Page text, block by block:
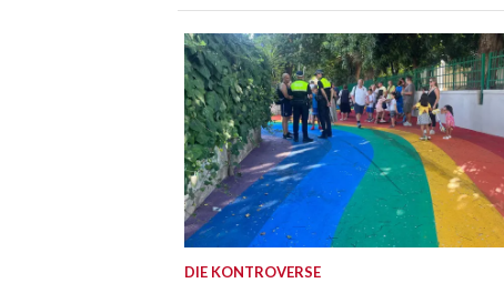
DIE KONTROVERSE